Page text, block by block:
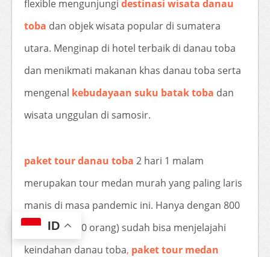
flexible mengunjungi destinasi wisata danau
toba dan objek wisata popular di sumatera
utara. Menginap di hotel terbaik di danau toba
dan menikmati makanan khas danau toba serta
mengenal kebudayaan suku batak toba dan
wisata unggulan di samosir.
paket tour danau toba 2 hari 1 malam
merupakan tour medan murah yang paling laris
manis di masa pandemic ini. Hanya dengan 800
ribu (paket 10 orang) sudah bisa menjelajahi
keindahan danau toba, paket tour medan
ID